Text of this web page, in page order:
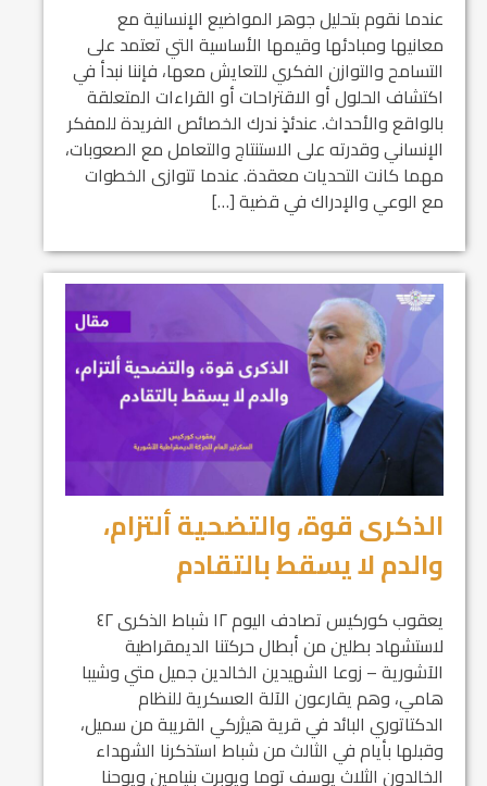
عندما نقوم بتحليل جوهر المواضيع الإنسانية مع
معانيها ومبادئها وقيمها الأساسية التي تعتمد على
التسامح والتوازن الفكري للتعايش معها، فإننا نبدأ في
اكتشاف الحلول أو الاقتراحات أو القراءات المتعلقة
بالواقع والأحداث. عندئذٍ ندرك الخصائص الفريدة للمفكر
الإنساني وقدرته على الاستنتاج والتعامل مع الصعوبات،
مهما كانت التحديات معقدة. عندما تتوازى الخطوات
مع الوعي والإدراك في قضية […]
الذكرى قوة، والتضحية ألتزام،
والدم لا يسقط بالتقادم
يعقوب كوركيس تصادف اليوم ١٢ شباط الذكرى ٤٢
لاستشهاد بطلين من أبطال حركتنا الديمقراطية
الآشورية – زوعا الشهيدين الخالدين جميل متي وشيبا
هامي، وهم يقارعون الآلة العسكرية للنظام
الدكتاتوري البائد في قرية هيژركي القريبة من سميل،
وقبلها بأيام في الثالث من شباط استذكرنا الشهداء
الخالدون الثلاث يوسف توما ويوبرت بنيامين ويوحنا